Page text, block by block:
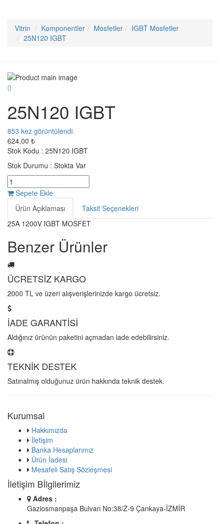
Vitrin Komponentler Mosfetler
IGBT Mosfetler
25N120 IGBT
25N120 IGBT
853 kez görüntülendi.
624,00 ₺
Stok Kodu : 25N120 IGBT
Stok Durumu : Stokta Var
Sepete Ekle
Ürün Açıklaması
Taksit Seçenekleri
25A 1200V IGBT MOSFET
Benzer Ürünler
ÜCRETSİZ KARGO
2000 TL ve üzeri alışverişlerinizde kargo ücretsiz.
İADE GARANTİSİ
Aldığınız ürünün paketini açmadan iade edebilirsiniz.
TEKNİK DESTEK
Satınalmış olduğunuz ürün hakkında teknik destek.
Kurumsal
Hakkımızda
İletişim
Banka Hesaplarımız
Ürün İadesi
Mesafeli Satış Sözleşmesi
İletişim Bİlgilerimiz
Adres :
Gaziosmanpaşa Bulvarı No:38/Z-9 Çankaya-İZMİR